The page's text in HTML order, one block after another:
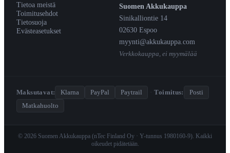
Tietoa meistä
Toimitusehdot
Tietosuoja
Evästeasetukset
Suomen Akkukauppa
Sinikalliontie 14
02630 Espoo
myynti@akkukauppa.com
Verkkokauppa, ei myymälää
Maksutavat: Klarna PayPal Paytrail · Toimitus:
Posti
Matkahuolto
© 2026 Suomen Akkukauppa (nTec Finland Oy · Y-tunnus 1980160-9). Kaikki
oikeudet pidätetään.